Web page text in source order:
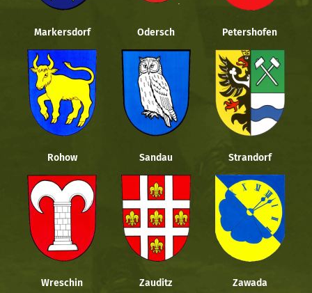
Markersdorf Odersch Petershofen
Rohow Sandau Strandorf
Wreschin Zauditz Zawada